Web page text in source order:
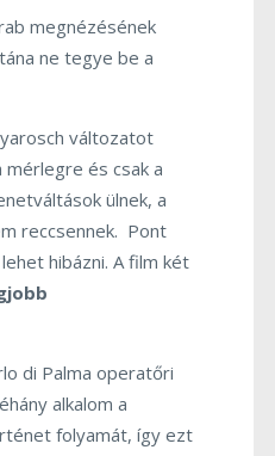
megnézésének
ne tegye be a
változatot
mérlegre és csak a
ülnek, a
reccsennek. Pont
hibázni. A film két
di Palma operatőri
alkalom a
folyamát, így ezt